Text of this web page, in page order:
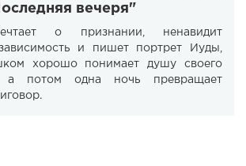
вечеря"
о признании, ненавидит
и пишет портрет Иуды,
хорошо понимает душу своего
а потом одна ночь превращает